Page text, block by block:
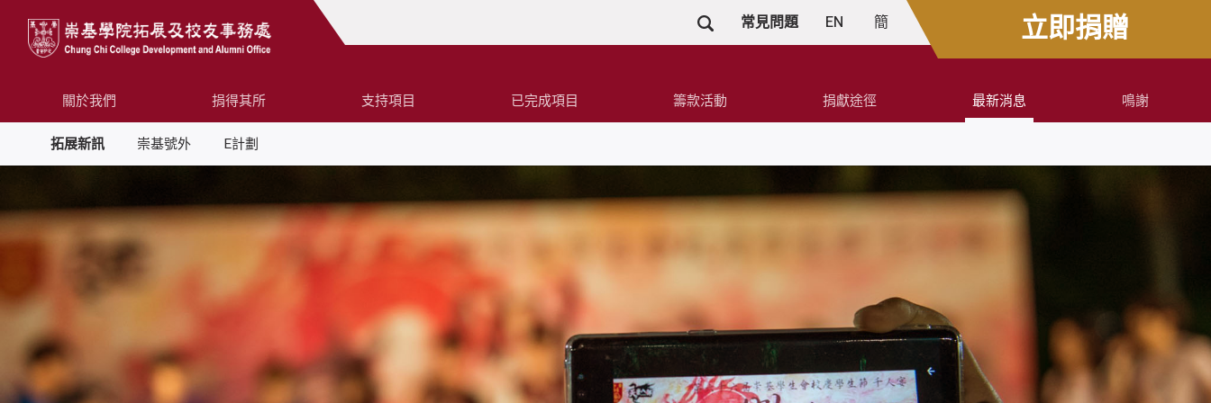
常見問題 EN 簡 立即捐贈
關於我們 捐得其所 支持項目 已完成項目 籌款活動 捐獻途徑 最新消息
拓展新訊 崇基號外 E計劃
鳴謝